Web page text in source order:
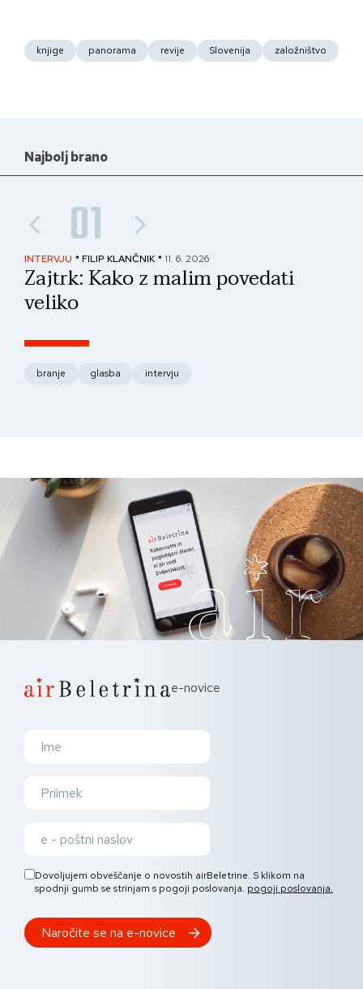
knjige panorama revije Slovenija založništvo
Najbolj brano
01
INTERVJU * FILIP KLANČNIK * 11. 6. 2026
Zajtrk: Kako z malim povedati
veliko
branje glasba intervju
e-novice
Dovoljujem obveščanje o novostih airBeletrine. S klikom na
spodnji gumb se strinjam s pogoji poslovanja. pogoji poslovanja.